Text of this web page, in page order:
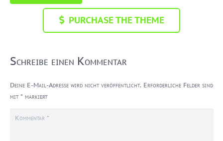
PURCHASE THE THEME
Schreibe einen Kommentar
Deine E-Mail-Adresse wird nicht veröffentlicht. Erforderliche Felder sind
mit*markiert